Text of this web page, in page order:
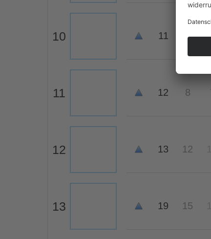
10 11 10
11 12 8
12 13 12
13 19 15